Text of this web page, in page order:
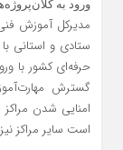
ورود به
مدیرکل آموزش
ستادی و استانی
حرفه‌ای کشور با
گسترش
امنایی شدن مراکز
است سایر مراکز نیز